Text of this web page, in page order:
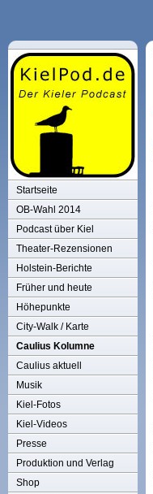
Startseite
OB-Wahl 2014
Podcast über Kiel
Theater-Rezensionen
Holstein-Berichte
Früher und heute
Höhepunkte
City-Walk / Karte
Caulius Kolumne
Caulius aktuell
Musik
Kiel-Fotos
Kiel-Videos
Presse
Produktion und Verlag
Shop